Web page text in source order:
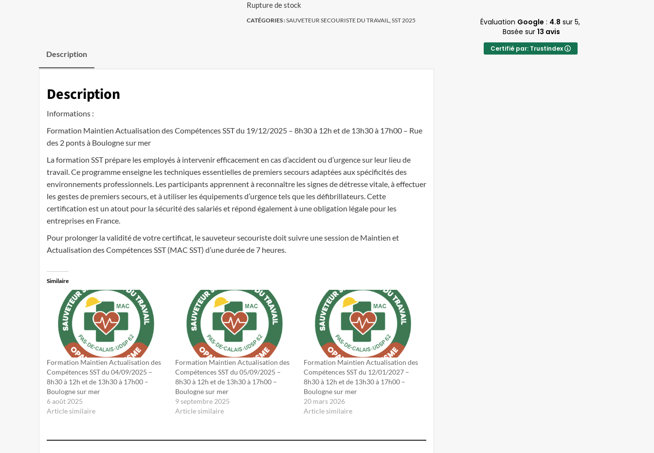
Rupture de stock
CATÉGORIES :SAUVETEUR SECOURISTE DU TRAVAIL,SST 2025
Description
Description
Informations :
Formation Maintien Actualisation des Compétences SST du 19/12/2025 – 8h30 à 12h et de 13h30 à 17h00 – Rue
des 2 ponts à Boulogne sur mer
La formation SST prépare les employés à intervenir efficacement en cas d’accident ou d’urgence sur leur lieu de
travail. Ce programme enseigne les techniques essentielles de premiers secours adaptées aux spécificités des
environnements professionnels. Les participants apprennent à reconnaître les signes de détresse vitale, à effectuer
les gestes de premiers secours, et à utiliser les équipements d’urgence tels que les défibrillateurs. Cette
certification est un atout pour la sécurité des salariés et répond également à une obligation légale pour les
entreprises en France.
Pour prolonger la validité de votre certificat, le sauveteur secouriste doit suivre une session de Maintien et
Actualisation des Compétences SST (MAC SST) d’une durée de 7 heures.
Similaire
Formation Maintien Actualisation des
Compétences SST du 04/09/2025 –
8h30 à 12h et de 13h30 à 17h00 –
Boulogne sur mer
6 août 2025
Article similaire
Formation Maintien Actualisation des
Compétences SST du 05/09/2025 –
8h30 à 12h et de 13h30 à 17h00 –
Boulogne sur mer
9 septembre 2025
Article similaire
Formation Maintien Actualisation des
Compétences SST du 12/01/2027 –
8h30 à 12h et de 13h30 à 17h00 –
Boulogne sur mer
20 mars 2026
Article similaire
Évaluation Google : 4.8 sur 5,
Basée sur 13 avis
Certifié par: Trustindex